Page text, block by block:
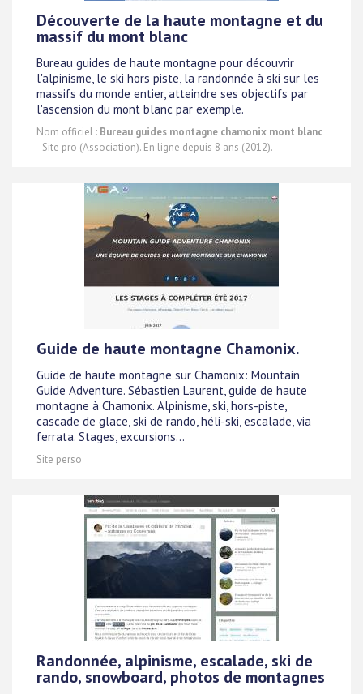
Découverte de la haute montagne et du
massif du mont blanc
Bureau guides de haute montagne pour découvrir
l'alpinisme, le ski hors piste, la randonnée à ski sur les
massifs du monde entier, atteindre ses objectifs par
l'ascension du mont blanc par exemple.
Nom officiel : Bureau guides montagne chamonix mont blanc
- Site pro (Association). En ligne depuis 8 ans (2012).
Guide de haute montagne Chamonix.
Guide de haute montagne sur Chamonix: Mountain
Guide Adventure. Sébastien Laurent, guide de haute
montagne à Chamonix. Alpinisme, ski, hors-piste,
cascade de glace, ski de rando, héli-ski, escalade, via
ferrata. Stages, excursions...
Site perso
Randonnée, alpinisme, escalade, ski de
rando, snowboard, photos de montagnes